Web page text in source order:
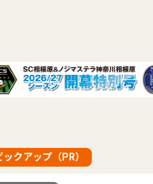
ックアップ（PR）